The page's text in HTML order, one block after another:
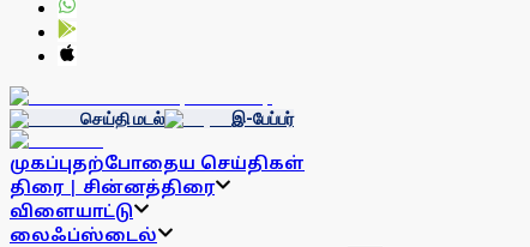
செய்தி மடல் இ-பேப்பர்
முகப்புதற்போதைய செய்திகள்
திரை | சின்னத்திரை
விளையாட்டு
லைஃப்ஸ்டைல்